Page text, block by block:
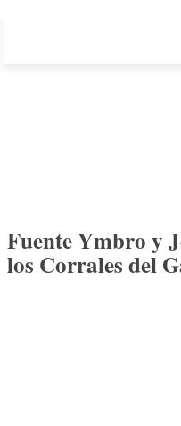
Fuente Ymbro y
los Corrales del